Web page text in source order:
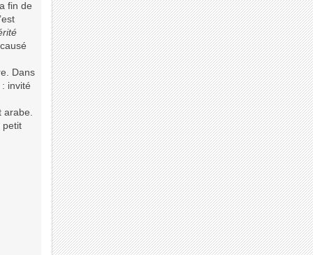
fin de
Dans
invité
arabe.
petit